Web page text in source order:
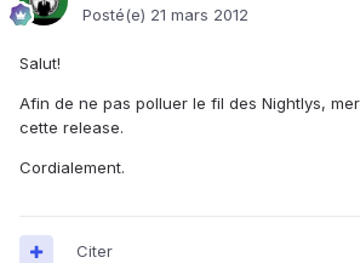
Posté(e) 21 mars 2012
Salut!
Afin de ne pas polluer le fil des Nightlys,
cette release.
Cordialement.
Citer